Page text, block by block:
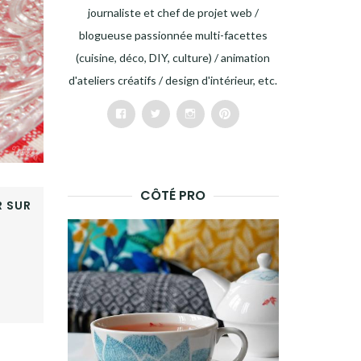
SUR
journaliste et chef de projet web /
blogueuse passionnée multi-facettes
(cuisine, déco, DIY, culture) / animation
d'ateliers créatifs / design d'intérieur, etc.
FacebookTwitter InstagramPinterest
CÔTÉ PRO